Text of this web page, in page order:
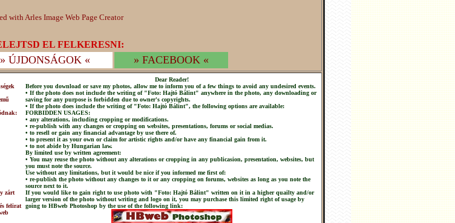
with Arles Image Web Page Creator
EL FELKERESNI:
» ÚJDONSÁGOK « » FACEBOOK «
zárt
felirat
Dear Reader!
Before you download or save my photos, allow me to inform you of a few things to avoid any undesired events.
• If the photo does not include the writing of "Foto: Hajtó Bálint" anywhere in the photo, any downloading or
saving for any purpose is forbidden due to owner's copyrights.
• If the photo does include the writing of "Foto: Hajtó Bálint", the following options are available:
FORBIDDEN USAGES:
• any alterations, including cropping or modifications.
• re-publish with any changes or cropping on websites, presentations, forums or social medias.
• to resell or gain any financial advantage by use there of.
• to present it as your own or claim for artistic rights and/or have any financial gain from it.
• to not abide by Hungarian law.
By limited use by written agreement:
• You may reuse the photo without any alterations or cropping in any publicasion, presentation, websites, but
you must note the source.
Use without any limitations, but it would be nice if you informed me first of:
• re-publish the photo without any changes to it or any cropping on forums, websites as long as you note the
source next to it.
If you would like to gain right to use photo with "Foto: Hajtó Bálint" written on it in a higher quailty and/or
larger version of the photo without writing and logo on it, you may purchase this limited right of usage by
going to HBweb Photoshop by the use of the following link: